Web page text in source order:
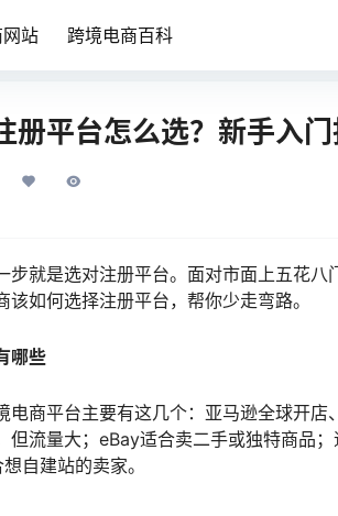
站 跨境电商百科
册平台怎么选？新手入
步就是选对注册平台。面对市面上五花八
如何选择注册平台，帮你少走弯路。
哪些
电商平台主要有这几个：亚马逊全球开店
但流量大；eBay适合卖二手或独特商品
自建站的卖家。